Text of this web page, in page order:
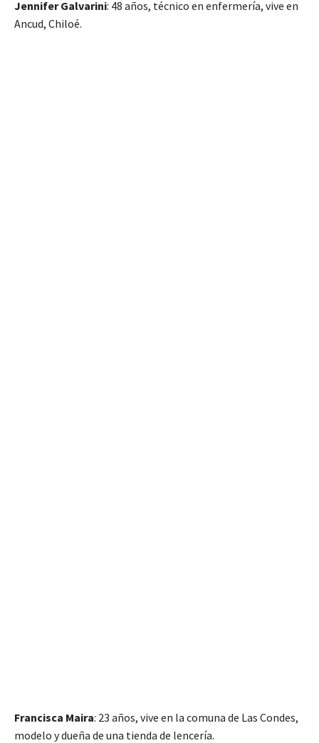
Jennifer Galvarini: 48 años, técnico en enfermería, vive en
Ancud, Chiloé.
Francisca Maira: 23 años, vive en la comuna de Las Condes,
modelo y dueña de una tienda de lencería.